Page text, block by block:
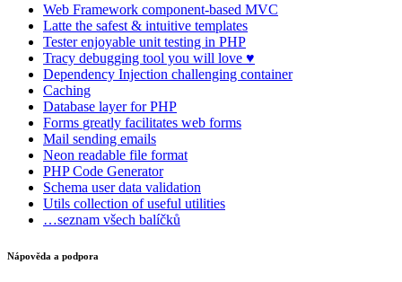
Našli jste na této stránce problém?
Ukaž na GitHubu(poté stiskni E pro editaci)
Otevři náhled
Nahlásit problém s touto stránkou na GitHubu
Web Framework component-based MVC
Latte the safest & intuitive templates
Testerenjoyable unit testing in PHP
Tracy debugging tool you will love ♥
Dependency Injection challenging container
Caching
Database layer for PHP
Forms greatly facilitates web forms
Mail sending emails
Neon readable file format
PHP Code Generator
Schema user data validation
Utils collection of useful utilities
…seznam všech balíčků
Nápověda a podpora